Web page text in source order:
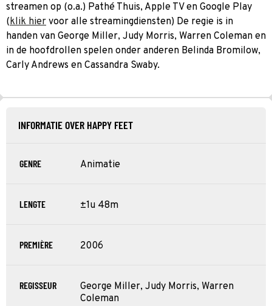
streamen op (o.a.) Pathé Thuis, Apple TV en Google Play
(klik hier voor alle streamingdiensten) De regie is in
handen van George Miller, Judy Morris, Warren Coleman en
in de hoofdrollen spelen onder anderen Belinda Bromilow,
Carly Andrews en Cassandra Swaby.
INFORMATIE OVER HAPPY FEET
GENRE Animatie
LENGTE ±1u 48m
PREMIÈRE 2006
REGISSEUR
George Miller, Judy Morris, Warren
Coleman